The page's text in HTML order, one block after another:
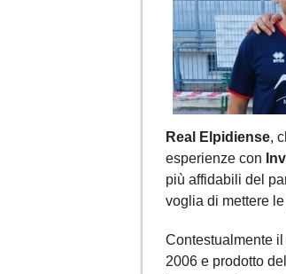
Real Elpidiense,
esperienze con
più affidabili del
voglia di mettere
Contestualmente
2006 e prodotto